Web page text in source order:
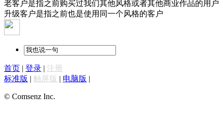
老客户是指之前购买过我们其他风格或者其他商业作品的用户
升级客户是指之前也是使用同一个风格的客户
首页 | 登录 | 注册
标准版 | 触屏版 | 电脑版 |
© Comsenz Inc.